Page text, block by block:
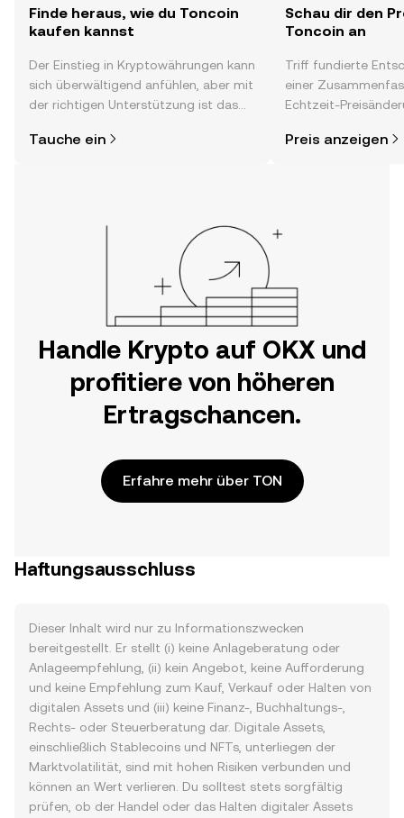
Finde heraus, wie du Toncoin
kaufen kannst
Der Einstieg in Kryptowährungen kann
sich überwältigend anfühlen, aber mit
der richtigen Unterstützung ist das
direkt in der OKX-App oder hier im
Tauche ein
Schau dir den
Toncoin an
Triff fundierte
einer
Echtzeit-
Neuigkeiten und
Preis anzeigen
Handle Krypto auf OKX und
profitiere von höheren
Ertragschancen.
Erfahre mehr über TON
Haftungsausschluss
Dieser Inhalt wird nur zu Informationszwecken
bereitgestellt. Er stellt (i) keine Anlageberatung oder
Anlageempfehlung, (ii) kein Angebot, keine Aufforderung
und keine Empfehlung zum Kauf, Verkauf oder Halten von
digitalen Assets und (iii) keine Finanz-, Buchhaltungs-,
Rechts- oder Steuerberatung dar. Digitale Assets,
einschließlich Stablecoins und NFTs, unterliegen der
Marktvolatilität, sind mit hohen Risiken verbunden und
können an Wert verlieren. Du solltest stets sorgfältig
prüfen, ob der Handel oder das Halten digitaler Assets